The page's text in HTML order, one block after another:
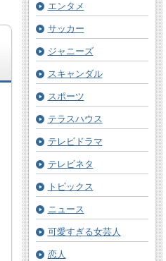
エンタメ
サッカー
ジャニーズ
スキャンダル
スポーツ
テラスハウス
テレビドラマ
テレビネタ
トピックス
ニュース
可愛すぎる女芸人
恋人